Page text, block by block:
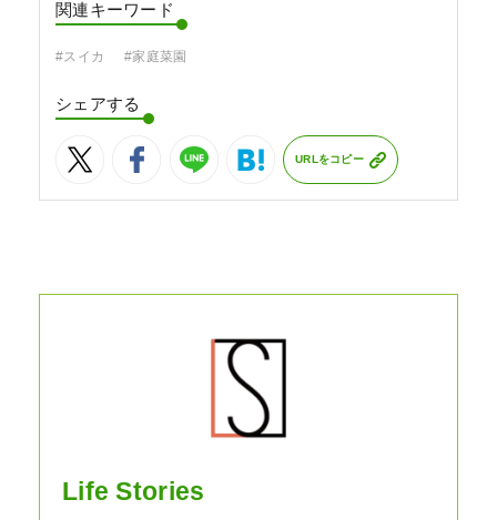
関連キーワード
#スイカ #家庭菜園
シェアする
URLをコピー
Life Stories